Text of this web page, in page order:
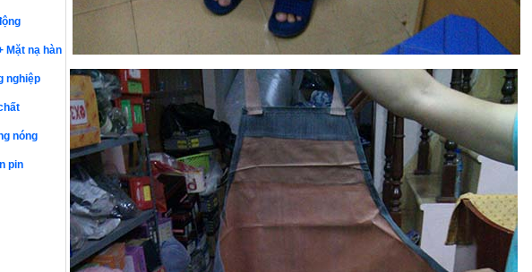
Mặt nạ hàn
nghiệp
nóng
pin